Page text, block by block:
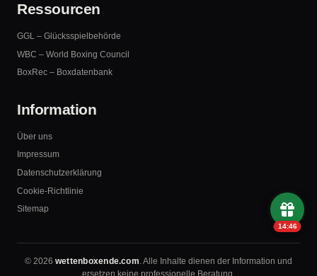
14:45
Ressourcen
GGL – Glücksspielbehörde
WBC – World Boxing Council
BoxRec – Boxdatenbank
Information
Über uns
Impressum
Datenschutzerklärung
Cookie-Richtlinie
Sitemap
© 2026wettenboxende.com . Alle Inhalte dienen der Information und
ersetzen keine professionelle Beratung.